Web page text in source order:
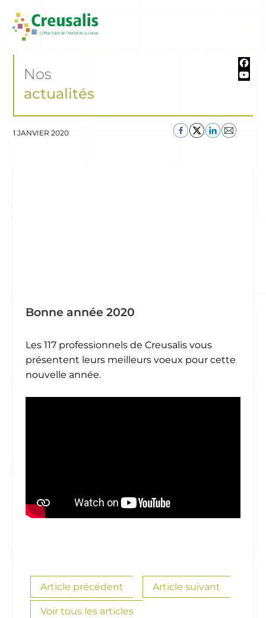
Nos
actualités
1 JANVIER 2020
Bonne année 2020
Les 117 professionnels de Creusalis vous
présentent leurs meilleurs voeux pour cette
nouvelle année.
Article précédent Article suivant
Voir tous les articles